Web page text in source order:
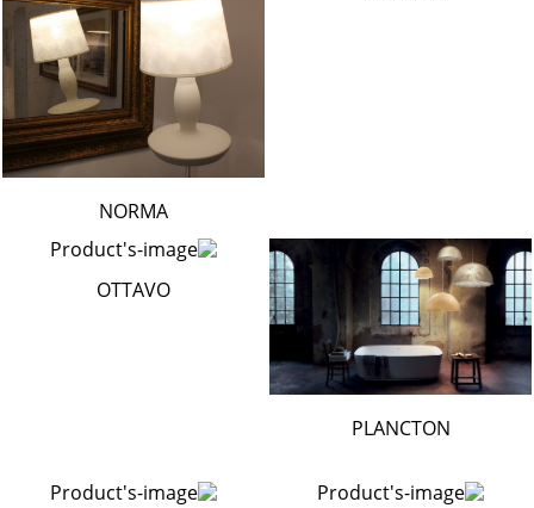
NORMA
PLANCTON
OTTAVO